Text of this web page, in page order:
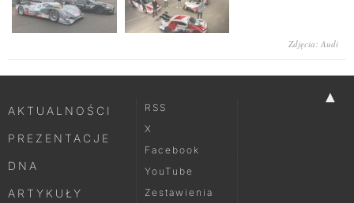
Zdjęcia: Audi
▲
AKTUALNOŚCI
PREZENTACJE
DNA
ARTYKUŁY
RSS
X
Facebook
YouTube
Zestawienia